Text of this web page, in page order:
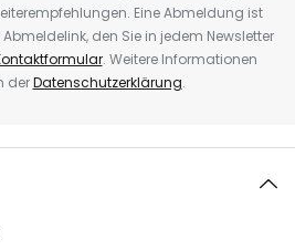
Eine Abmeldung ist
den Sie in jedem Newsletter
. Weitere Informationen
derDatenschutzerklärung.